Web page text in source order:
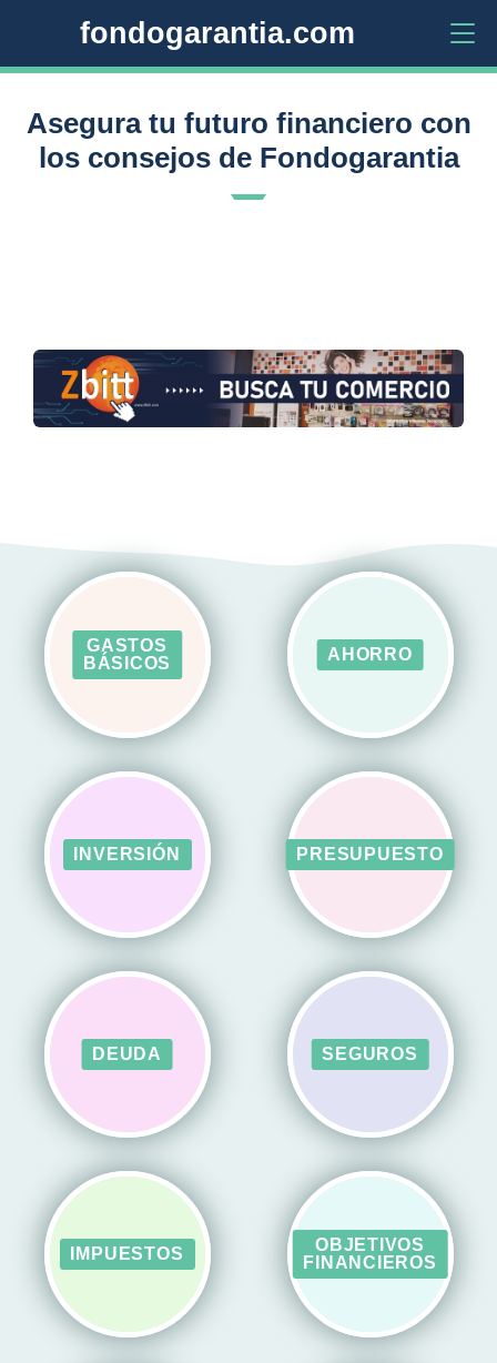
fondogarantia.com
Asegura tu futuro financiero con
los consejos de Fondogarantia
GASTOS
BÁSICOS
AHORRO
INVERSIÓN PRESUPUESTO
DEUDA SEGUROS
IMPUESTOS
OBJETIVOS
FINANCIEROS